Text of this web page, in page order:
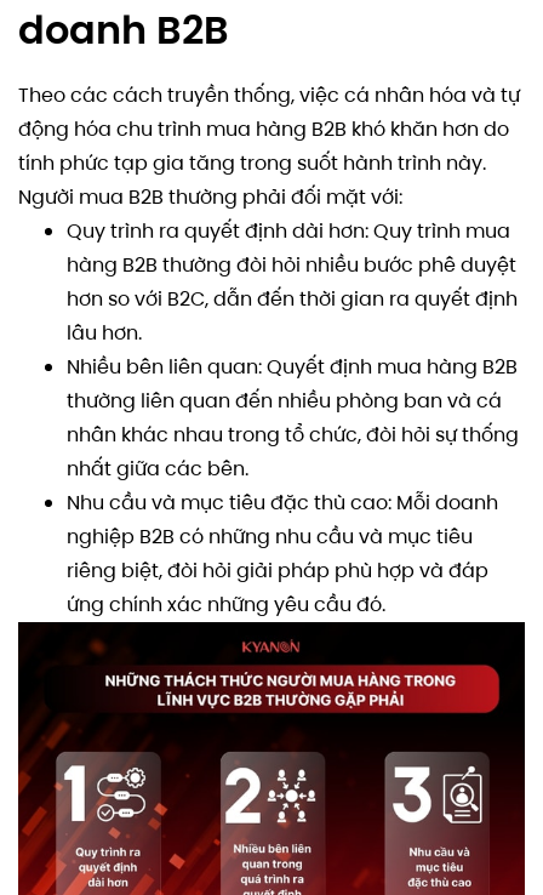
doanh B2B
Theo các cách truyền thống, việc cá nhân hóa và tự
động hóa chu trình mua hàng B2B khó khăn hơn do
tính phức tạp gia tăng trong suốt hành trình này.
Người mua B2B thường phải đối mặt với:
Quy trình ra quyết định dài hơn: Quy trình mua
hàng B2B thường đòi hỏi nhiều bước phê duyệt
hơn so với B2C, dẫn đến thời gian ra quyết định
lâu hơn.
Nhiều bên liên quan: Quyết định mua hàng B2B
thường liên quan đến nhiều phòng ban và cá
nhân khác nhau trong tổ chức, đòi hỏi sự thống
nhất giữa các bên.
Nhu cầu và mục tiêu đặc thù cao: Mỗi doanh
nghiệp B2B có những nhu cầu và mục tiêu
riêng biệt, đòi hỏi giải pháp phù hợp và đáp
ứng chính xác những yêu cầu đó.